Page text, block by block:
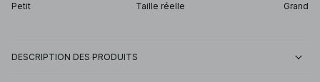
Petit Taille réelle Grand
DESCRIPTION DES PRODUITS